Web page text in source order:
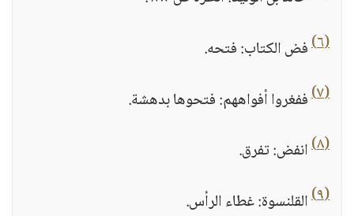
(٦)
فض الكتاب: فتحه.
(٧)
ففغروا أفواههم: فتحوها بدهشة.
(٨)
انفض: تفرق.
(٩)
القلنسوة: غطاء الرأس.